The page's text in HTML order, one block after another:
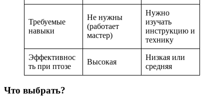
Требуемые
навыки
Не нужны
(работает
мастер)
Нужно
изучать
инструкцию и
технику
Эффективнос
ть при птозе
Высокая
Низкая или
средняя
Что выбрать?